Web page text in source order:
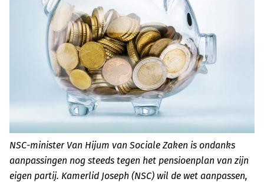
NSC-minister Van Hijum van Sociale Zaken is ondanks
aanpassingen nog steeds tegen het pensioenplan van zijn
eigen partij. Kamerlid Joseph (NSC) wil de wet aanpassen,